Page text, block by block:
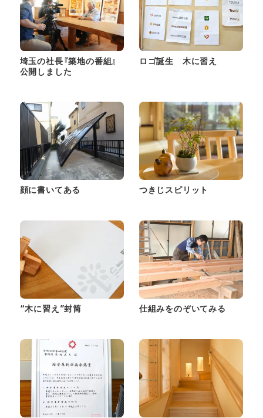
埼玉の社長『築地の番組』
公開しました
ロゴ誕生 木に習え
顔に書いてある つきじスピリット
“木に習え”封筒 仕組みをのぞいてみる